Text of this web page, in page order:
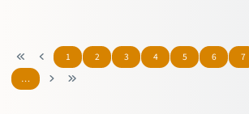
1 2 3 4 5 6 7
…